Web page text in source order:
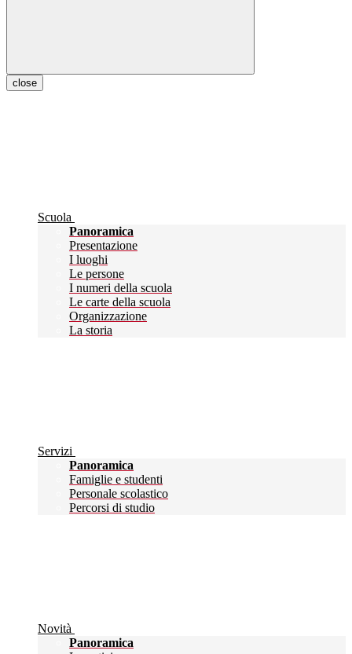
close
Scuola
Panoramica
Presentazione
I luoghi
Le persone
I numeri della scuola
Le carte della scuola
Organizzazione
La storia
Servizi
Panoramica
Famiglie e studenti
Personale scolastico
Percorsi di studio
Novità
Panoramica